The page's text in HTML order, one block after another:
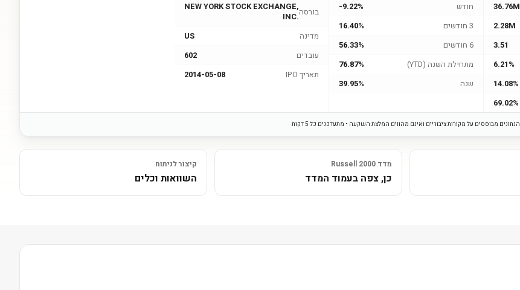
36.76M
2.28M
3.51
6.21%
14.08%
69.02%
חודש
-9.22%
3 חודשים
16.40%
6 חודשים
56.33%
מתחילת השנה (YTD)
76.87%
שנה
39.95%
בורסהNEW YORK STOCK EXCHANGE,
INC.
מדינה
US
עובדים
602
תאריך IPO
2014-05-08
הנתונים מבוססים על מקורות ציבוריים ואינם מהווים המלצת השקעה • מתעדכנים כל 5 דקות
מדד Russell 2000
כן, צפה בעמוד המדד
קיצור לניתוח
השוואות וכלים